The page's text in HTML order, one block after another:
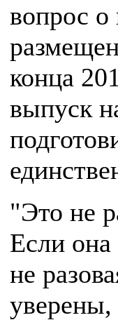
вопрос
конца
выпуск
"Это не
Если она
не
уверены,